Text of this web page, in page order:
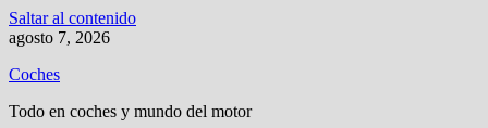
Saltar al contenido
agosto 7, 2026
Coches
Todo en coches y mundo del motor